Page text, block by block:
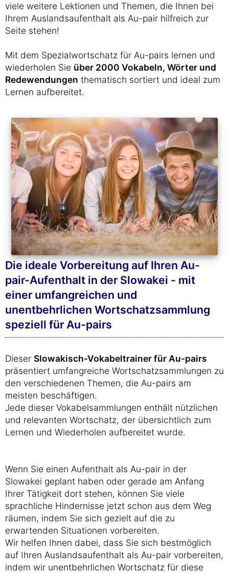
viele weitere Lektionen und Themen, die Ihnen bei
Ihrem Auslandsaufenthalt als Au-pair hilfreich zur
Seite stehen!
Mit dem Spezialwortschatz für Au-pairs lernen und
wiederholen Sie über 2000 Vokabeln, Wörter und
Redewendungen thematisch sortiert und ideal zum
Lernen aufbereitet.
Die ideale Vorbereitung auf Ihren Au-
pair-Aufenthalt in der Slowakei - mit
einer umfangreichen und
unentbehrlichen Wortschatzsammlung
speziell für Au-pairs
Dieser Slowakisch-Vokabeltrainer für Au-pairs
präsentiert umfangreiche Wortschatzsammlungen zu
den verschiedenen Themen, die Au-pairs am
meisten beschäftigen.
Jede dieser Vokabelsammlungen enthält nützlichen
und relevanten Wortschatz, der übersichtlich zum
Lernen und Wiederholen aufbereitet wurde.
Wenn Sie einen Aufenthalt als Au-pair in der
Slowakei geplant haben oder gerade am Anfang
Ihrer Tätigkeit dort stehen, können Sie viele
sprachliche Hindernisse jetzt schon aus dem Weg
räumen, indem Sie sich gezielt auf die zu
erwartenden Situationen vorbereiten.
Wir helfen Ihnen dabei, dass Sie sich bestmöglich
auf Ihren Auslandsaufenthalt als Au-pair vorbereiten,
indem wir unentbehrlichen Wortschatz für diese